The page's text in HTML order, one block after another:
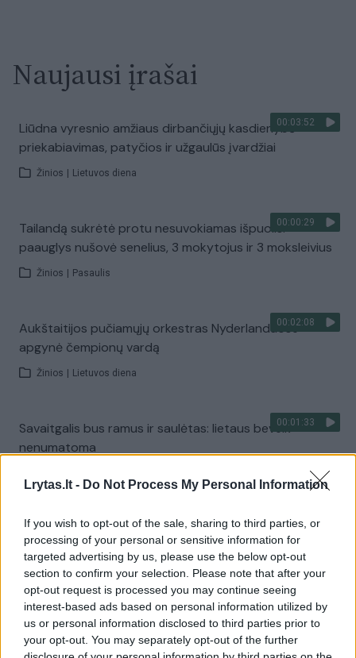
Lrytas.lt - Do Not Process My Personal Information
If you wish to opt-out of the sale, sharing to third parties, or
processing of your personal or sensitive information for
targeted advertising by us, please use the below opt-out
section to confirm your selection. Please note that after your
opt-out request is processed you may continue seeing
interest-based ads based on personal information utilized by
us or personal information disclosed to third parties prior to
your opt-out. You may separately opt-out of the further
Naujausi įrašai
00:03:52
Liūdna vyresnio amžiaus dirbančiųjų kasdienybė –
priekabiavimas, patyčios ir užgaulūs įvardžiai
Žinios Lietuvos diena
00:00:29
Tailandą sukrėtė protu nesuvokiamas išpuolis:
paauglys nušovė senelius, 3 mokytojus ir 3 moksleivius
Žinios Pasaulis
00:02:08
Aukštaitijos pučiamųjų orkestras Nyderlanduose
apgynė čempionų vardą
Žinios Lietuvos diena
00:01:33
Savaitgalis bus ramus ir saulėtas: lietaus beveik
nenumatoma
Visi įrašai
Žiūrimiausi įrašai
00:00:30